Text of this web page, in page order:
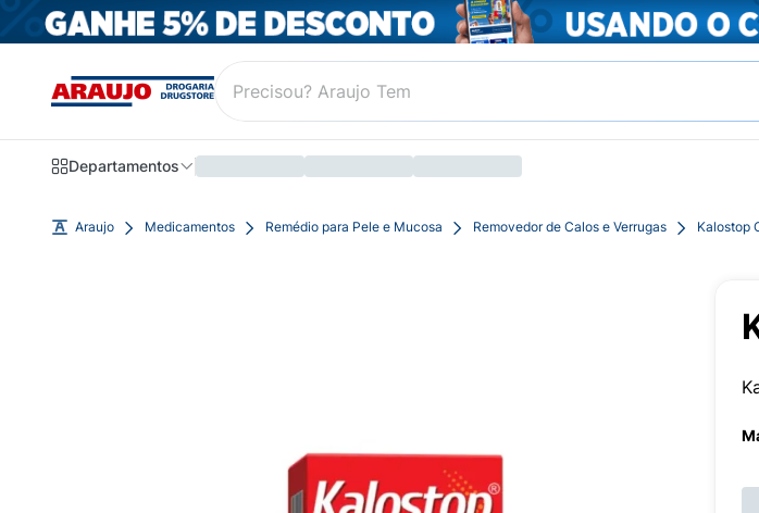
Departamentos
Araujo Medicamentos Remédio para Pele e Mucosa Removedor de Calos e Verrugas Kalostop